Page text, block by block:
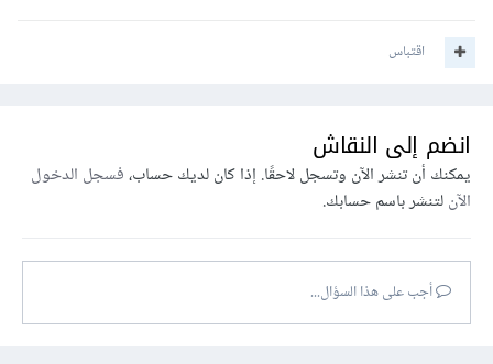
اقتباس
انضم إلى النقاش
يمكنك أن تنشر الآن وتسجل لاحقًا. إذا كان لديك حساب،فسجل الدخول
الآنلتنشر باسم حسابك.
أجب على هذا السؤال...